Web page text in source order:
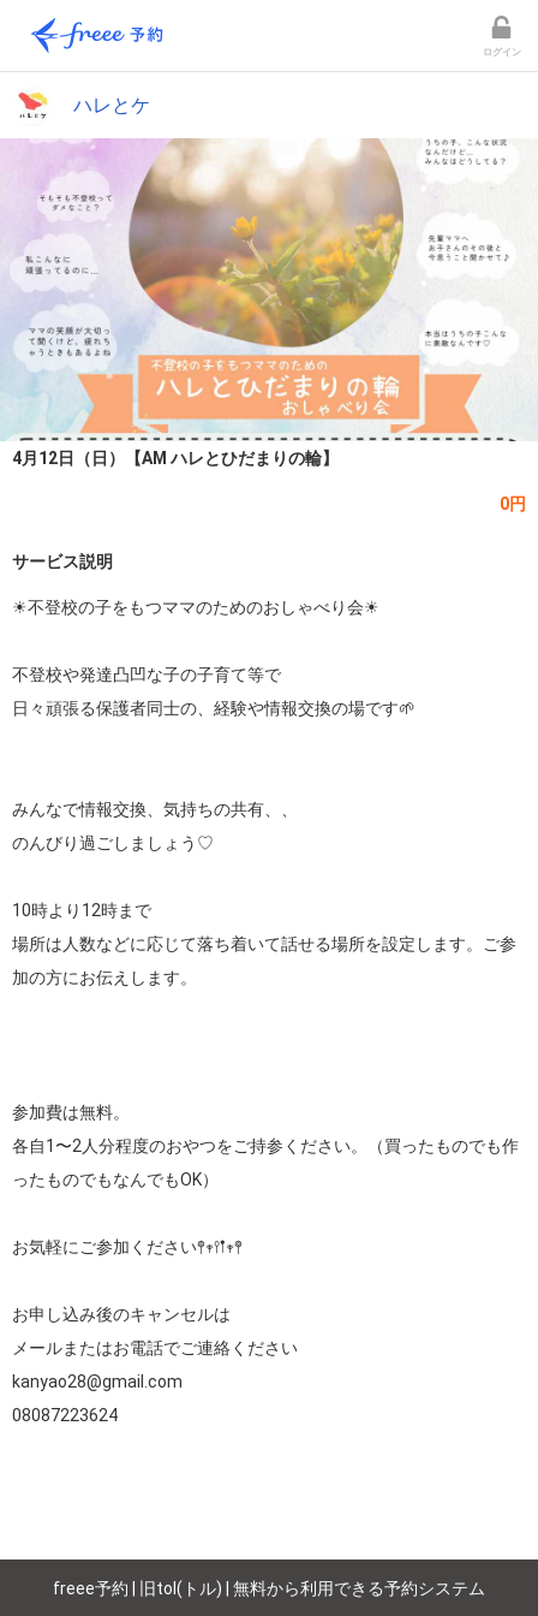
ログイン
ハレとケ
4月12日（日）【AM ハレとひだまりの輪】
0円
サービス説明
☀︎不登校の子をもつママのためのおしゃべり会☀︎
不登校や発達凸凹な子の子育て等で
日々頑張る保護者同士の、経験や情報交換の場です🌱
みんなで情報交換、気持ちの共有、、
のんびり過ごしましょう♡
10時より12時まで
場所は人数などに応じて落ち着いて話せる場所を設定します。ご参
加の方にお伝えします。
参加費は無料。
各自1〜2人分程度のおやつをご持参ください。（買ったものでも作
ったものでもなんでもOK）
お気軽にご参加ください𖤣𖥧𖥣𖡡𖥧𖤣
お申し込み後のキャンセルは
メールまたはお電話でご連絡ください
kanyao28@gmail.com
08087223624
freee予約 | 旧tol(トル) | 無料から利用できる予約システム